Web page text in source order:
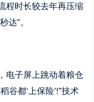
程时长较去年再压缩
达”。
电子屏上跳动着粮仓
谷都‘上保险’!”技术